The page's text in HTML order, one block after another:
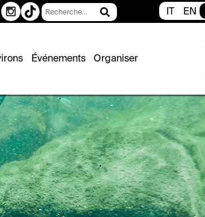
Rechercher IT EN
Événements Organiser